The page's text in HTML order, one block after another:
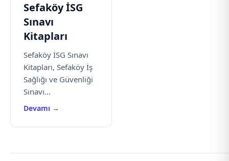
Sefaköy İSG
Sınavı
Kitapları
Sefaköy İSG Sınavı
Kitapları, Sefaköy İş
Sağlığı ve Güvenliği
Sınavı...
Devamı →